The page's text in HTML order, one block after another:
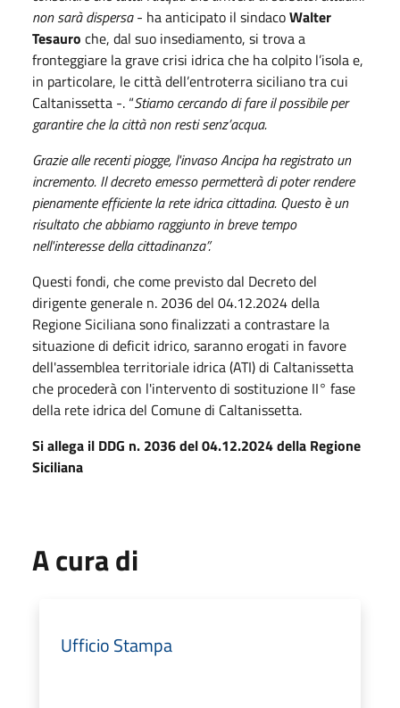
non sarà dispersa- ha anticipato il sindacoWalter
Tesauro che, dal suo insediamento, si trova a
fronteggiare la grave crisi idrica che ha colpito l’isola e,
in particolare, le città dell’entroterra siciliano tra cui
Caltanissetta -. “Stiamo cercando di fare il possibile per
garantire che la città non resti senz’acqua.
Grazie alle recenti piogge, l'invaso Ancipa ha registrato un
incremento. Il decreto emesso permetterà di poter rendere
pienamente efficiente la rete idrica cittadina. Questo è un
risultato che abbiamo raggiunto in breve tempo
nell'interesse della cittadinanza”.
Questi fondi, che come previsto dal Decreto del
dirigente generale n. 2036 del 04.12.2024 della
Regione Siciliana sono finalizzati a contrastare la
situazione di deficit idrico, saranno erogati in favore
dell'assemblea territoriale idrica (ATI) di Caltanissetta
che procederà con l'intervento di sostituzione II° fase
della rete idrica del Comune di Caltanissetta.
Si allega il DDG n. 2036 del 04.12.2024 della Regione
Siciliana
A cura di
Ufficio Stampa